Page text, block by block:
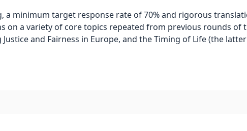
a minimum target response rate of 70% and rigorous
on a variety of core topics repeated from previous rounds of
and Fairness in Europe, and the Timing of Life (the